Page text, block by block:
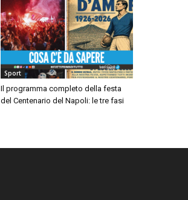
Sport
Il programma completo della festa
del Centenario del Napoli: le tre fasi